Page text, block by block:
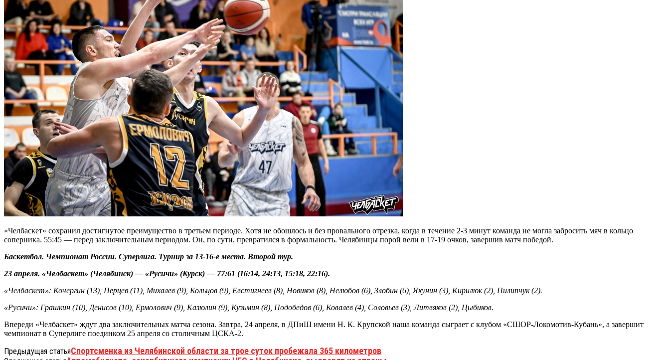
«Челбаскет» сохранил достигнутое преимущество в третьем периоде. Хотя не обошлось и без провального отрезка, когда в течение 2-3 минут команда не могла забросить мяч в кольцо
соперника. 55:45 — перед заключительным периодом. Он, по сути, превратился в формальность. Челябинцы порой вели в 17-19 очков, завершив матч победой.
Баскетбол. Чемпионат России. Суперлига. Турнир за 13-16-е места. Второй тур.
23 апреля. «Челбаскет» (Челябинск) — «Русичи» (Курск) — 77:61 (16:14, 24:13, 15:18, 22:16).
«Челбаскет»: Кочергин (13), Перцев (11), Михалев (9), Кольцов (9), Евстигнеев (8), Новиков (8), Нелюбов (6), Злобин (6), Якунин (3), Кирилюк (2), Пилипчук (2).
«Русичи»: Грашкин (10), Денисов (10), Ермолович (9), Казюлин (9), Кузьмин (8), Подобедов (6), Ковалев (4), Соловьев (3), Литвяков (2), Цыбиков.
Впереди «Челбаскет» ждут два заключительных матча сезона. Завтра, 24 апреля, в ДПиШ имени Н. К. Крупской наша команда сыграет с клубом «СШОР-Локомотив-Кубань», а завершит
чемпионат в Суперлиге поединком 25 апреля со столичным ЦСКА-2.
Предыдущая статьяСпортсменка из Челябинской области за трое суток пробежала 365 километров